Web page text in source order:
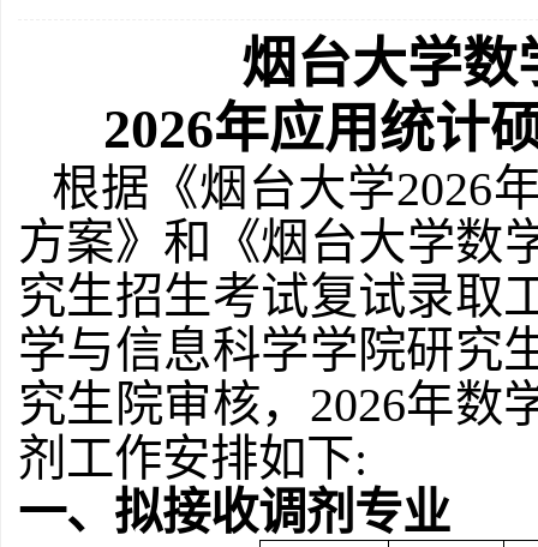
烟台大学数
2026年应用统计
根据《烟台大学2026
方案》和《烟台大学数
究生招生考试复试录取
学与信息科学学院研究
究生院审核，2026年数
剂工作安排如下:
一、 拟接收调剂专业